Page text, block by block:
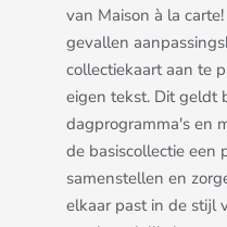
van Maison à la
gevallen
collectiekaart aan te
eigen tekst. Dit geldt
dagprogramma's en
de basiscollectie een
samenstellen en
elkaar past in de stijl